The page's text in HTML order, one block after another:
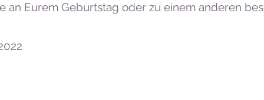
an Eurem Geburtstag oder zu einem anderen